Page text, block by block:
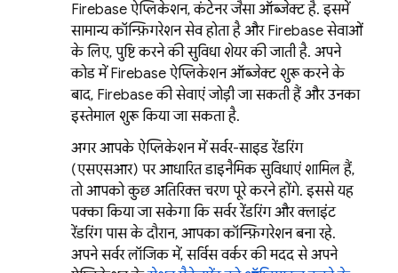
Firebase ऐप्लिकेशन, कंटेनर जैसा ऑब्जेक्ट है. इसमें
सामान्य कॉन्फ़िगरेशन सेव होता है और Firebase सेवाओं
के लिए, पुष्टि करने की सुविधा शेयर की जाती है. अपने
कोड में Firebase ऐप्लिकेशन ऑब्जेक्ट शुरू करने के
बाद, Firebase की सेवाएं जोड़ी जा सकती हैं और उनका
इस्तेमाल शुरू किया जा सकता है.
अगर आपके ऐप्लिकेशन में सर्वर-साइड रेंडरिंग
(एसएसआर) पर आधारित डाइनैमिक सुविधाएं शामिल हैं,
तो आपको कुछ अतिरिक्त चरण पूरे करने होंगे. इससे यह
पक्का किया जा सकेगा कि सर्वर रेंडरिंग और क्लाइंट
रेंडरिंग पास के दौरान, आपका कॉन्फ़िगरेशन बना रहे.
अपने सर्वर लॉजिक में, सर्विस वर्कर की मदद से अपने